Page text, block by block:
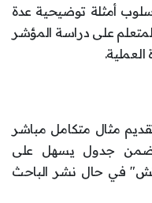
أمثلة توضيحية عدة
على دراسة المؤشر
مثال متكامل مباشر
ضمن جدول يسهل على
في حال نشر الباحث